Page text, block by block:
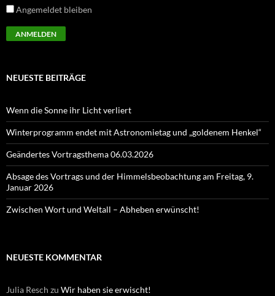
Angemeldet bleiben
NEUESTE BEITRÄGE
Wenn die Sonne ihr Licht verliert
Winterprogramm endet mit Astronomietag und „goldenem Henkel“
Geändertes Vortragsthema 06.03.2026
Absage des Vortrags und der Himmelsbeobachtung am Freitag, 9.
Januar 2026
Zwischen Wort und Weltall – Abheben erwünscht!
NEUESTE KOMMENTAR
Julia Resch zu Wir haben sie erwischt!